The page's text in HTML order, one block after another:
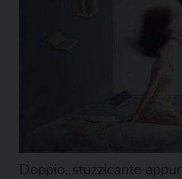
Doppio, stuzzicante